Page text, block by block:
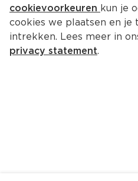
White Label
incl tape
cookievoorkeuren kun je
cookies we plaatsen en
intrekken. Lees meer in
privacy statement.